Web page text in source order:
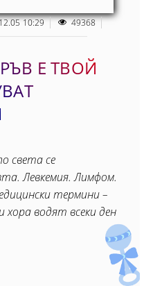
10:29
49368
Е ТВОЙ
света се
Левкемия. Лимфом.
термини –
водят всеки ден